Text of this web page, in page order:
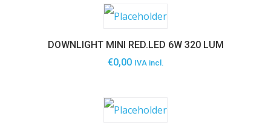
DOWNLIGHT MINI RED.LED 6W 320 LUM
€0,00 IVA incl.